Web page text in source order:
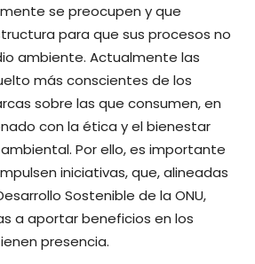
se preocupen y que
para que sus procesos no
ambiente. Actualmente las
más conscientes de los
sobre las que consumen, en
con la ética y el bienestar
Por ello, es importante
iniciativas, que, alineadas
Sostenible de la ONU,
a aportar beneficios en los
presencia.